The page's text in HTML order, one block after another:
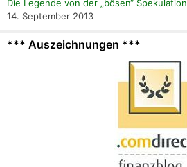
Die Legende von der „bösen“ Spekulation
14. September 2013
*** Auszeichnungen ***